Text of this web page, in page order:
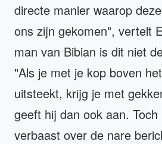
directe manier waarop
ons zijn gekomen", vertelt
man van Bibian is dit niet
"Als je met je kop boven
uitsteekt, krijg je met
geeft hij dan ook aan. Toch
verbaast over de nare